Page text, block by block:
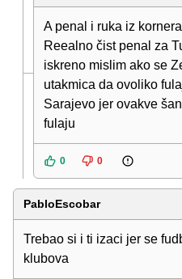
A penal i ruka iz
Reealno čist penal za
iskreno mislim ako se
utakmica da ovoliko
Sarajevo jer ovakve
fulaju
0 0
PabloEscobar
Trebao si i ti izaci jer se
klubova